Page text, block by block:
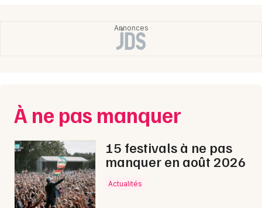
À ne pas manquer
15 festivals à ne pas
manquer en août 2026
Actualités